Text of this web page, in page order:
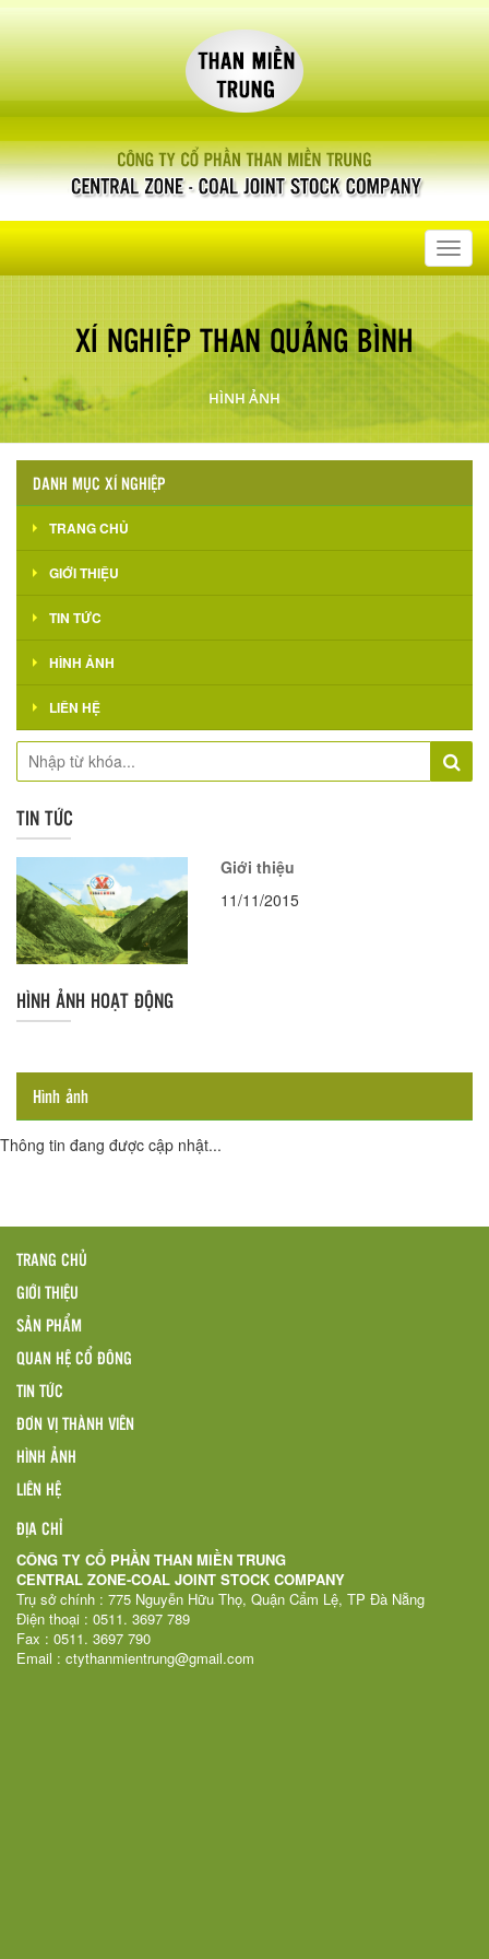
XÍ NGHIỆP THAN QUẢNG BÌNH
HÌNH ẢNH
DANH MỤC XÍ NGHIỆP
TRANG CHỦ
GIỚI THIỆU
TIN TỨC
HÌNH ẢNH
LIÊN HỆ
TIN TỨC
Giới thiệu
11/11/2015
HÌNH ẢNH HOẠT ĐỘNG
Hình ảnh
Thông tin đang được cập nhật...
TRANG CHỦ
GIỚI THIỆU
SẢN PHẨM
QUAN HỆ CỔ ĐÔNG
TIN TỨC
ĐƠN VỊ THÀNH VIÊN
HÌNH ẢNH
LIÊN HỆ
ĐỊA CHỈ
CÔNG TY CỔ PHẦN THAN MIỀN TRUNG
CENTRAL ZONE-COAL JOINT STOCK COMPANY
Trụ sở chính : 775 Nguyễn Hữu Thọ, Quận Cẩm Lệ, TP Đà Nẵng
Điện thoại : 0511. 3697 789
Fax : 0511. 3697 790
Email : ctythanmientrung@gmail.com